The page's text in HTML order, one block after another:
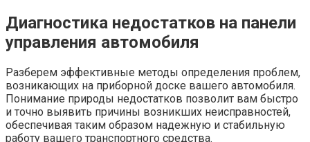
Диагностика недостатков на панели
управления автомобиля
Разберем эффективные методы определения проблем,
возникающих на приборной доске вашего автомобиля.
Понимание природы недостатков позволит вам быстро
и точно выявить причины возникших неисправностей,
обеспечивая таким образом надежную и стабильную
работу вашего транспортного средства.